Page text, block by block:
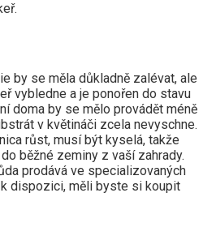
by se měla důkladně zalévat, ale
vybledne a je ponořen do stavu
doma by se mělo provádět méně
v květináči zcela nevyschne.
růst, musí být kyselá, takže
běžné zeminy z vaší zahrady.
prodává ve specializovaných
k dispozici, měli byste si koupit